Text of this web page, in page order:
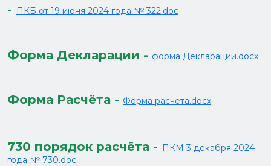
- ПКБ от 19 июня 2024 года № 322.doc
Форма Декларации - форма Декларации.docx
Форма Расчёта - Форма расчета.docx
730 порядок расчёта - ПКМ 3 декабря 2024
года № 730.doc